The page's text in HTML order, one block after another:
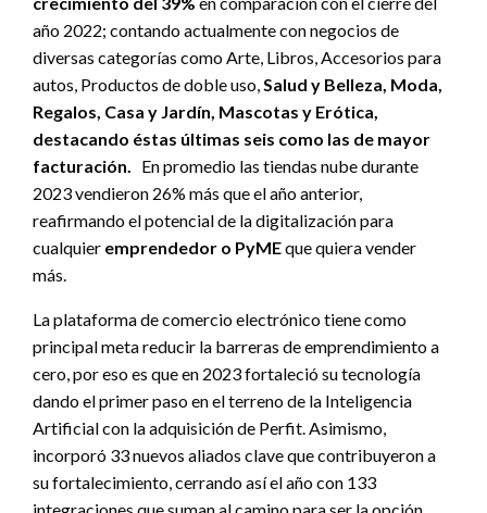
año 2022; contando actualmente con negocios de
diversas categorías como Arte, Libros, Accesorios para
autos, Productos de doble uso, Salud y Belleza, Moda,
Regalos, Casa y Jardín, Mascotas y Erótica,
destacando éstas últimas seis como las de mayor
facturación. En promedio las tiendas nube durante
2023 vendieron 26% más que el año anterior,
reafirmando el potencial de la digitalización para
cualquier emprendedor o PyMEque quiera vender
más.
La plataforma de comercio electrónico tiene como
principal meta reducir la barreras de emprendimiento a
cero, por eso es que en 2023 fortaleció su tecnología
dando el primer paso en el terreno de la Inteligencia
Artificial con la adquisición de Perfit. Asimismo,
incorporó 33 nuevos aliados clave que contribuyeron a
su fortalecimiento, cerrando así el año con 133
integraciones que suman al camino para ser la opción